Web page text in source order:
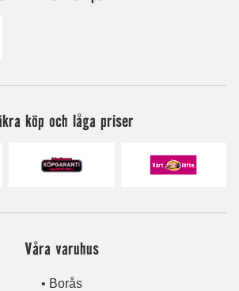
köp och låga priser
Våra varuhus
• Borås